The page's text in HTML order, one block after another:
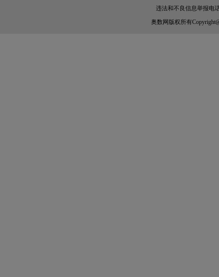
违法和不良信息举报电
奥数网 版权所有